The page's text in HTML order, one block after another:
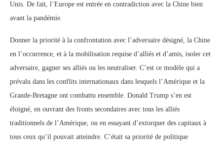
Unis. De fait, l’Europe est entrée en contradiction avec la Chine bien
avant la pandémie.
Donner la priorité à la confrontation avec l’adversaire désigné, la Chine
en l’occurrence, et à la mobilisation requise d’alliés et d’amis, isoler cet
adversaire, gagner ses alliés ou les neutraliser. C’est ce modèle qui a
prévalu dans les conflits internationaux dans lesquels l’Amérique et la
Grande-Bretagne ont combattu ensemble. Donald Trump s’en est
éloigné, en ouvrant des fronts secondaires avec tous les alliés
traditionnels de l’Amérique, ou en essayant d’extorquer des capitaux à
tous ceux qu’il pouvait atteindre. C’était sa priorité de politique